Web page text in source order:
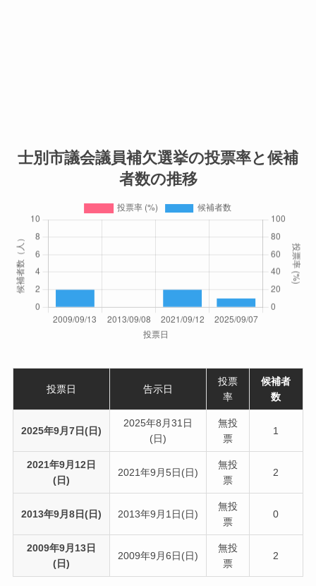
士別市議会議員補欠選挙の投票率と候補
者数の推移
投票日 告示日
投票
率
候補者
数
2025年9月7日(日)
2025年8月31日
(日)
無投
票
1
2021年9月12日
(日)
2021年9月5日(日)
無投
票
2
2013年9月8日(日) 2013年9月1日(日)
無投
票
0
2009年9月13日
(日)
2009年9月6日(日)
無投
票
2